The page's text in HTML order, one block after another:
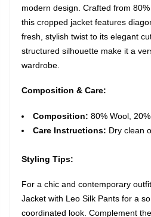
modern design. Crafted from
this cropped jacket features
fresh, stylish twist to its elegant
structured silhouette make it a
wardrobe.
Composition & Care:
Composition: 80% Wool,
Care Instructions: Dry clean
Styling Tips:
For a chic and contemporary
Jacket with Leo Silk Pants for a
coordinated look. Complement